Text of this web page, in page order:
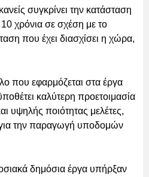
συγκρίνει την κατάσταση
χρόνια σε σχέση με το
που έχει διασχίσει η χώρα,
που εφαρμόζεται στα έργα
καλύτερη προετοιμασία
υψηλής ποιότητας μελέτες,
για την παραγωγή υποδομών
δημόσια έργα υπήρξαν